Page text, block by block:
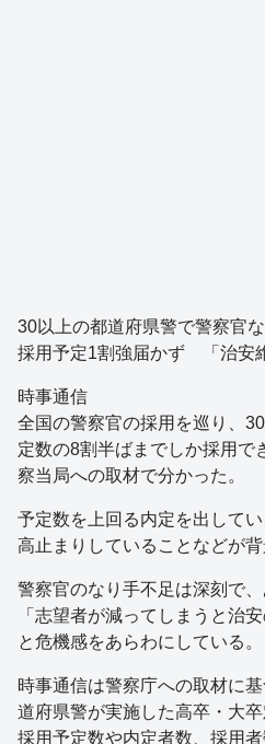
30以上の都道府県警で警察官
採用予定1割強届かず 「治安
時事通信
全国の警察官の採用を巡り、
定数の8割半ばまでしか採用で
察当局への取材で分かった。
予定数を上回る内定を出して
高止まりしていることなどが背
警察官のなり手不足は深刻で
「志望者が減ってしまうと治
と危機感をあらわにしている。
時事通信は警察庁への取材に
道府県警が実施した高卒・大
採用予定数や内定者数、採用